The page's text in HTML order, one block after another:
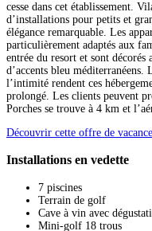
cesse dans cet établissement.
d’installations pour petits et
élégance remarquable. Les
particulièrement adaptés aux
entrée du resort et sont décorés
d’accents bleu méditerranéens.
l’intimité rendent ces
prolongé. Les clients peuvent
Porches se trouve à 4 km et
Découvrir cette offre de
Installations en vedette
7 piscines
Terrain de golf
Cave à vin avec
Mini-golf 18 trous